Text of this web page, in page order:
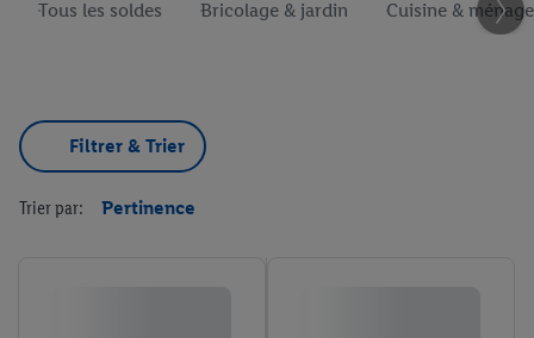
Tous les soldes Bricolage & jardin Cuisine & ménage
Filtrer & Trier
Trier par: Pertinence